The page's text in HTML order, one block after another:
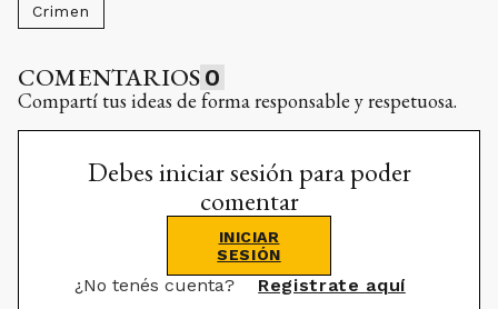
Crimen
COMENTARIOS 0
Compartí tus ideas de forma responsable y respetuosa.
Debes iniciar sesión para poder
comentar
INICIAR
SESIÓN
¿No tenés cuenta? Registrate aquí